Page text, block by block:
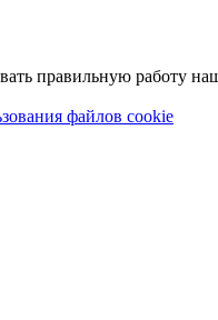
правильную работу
файлов cookie